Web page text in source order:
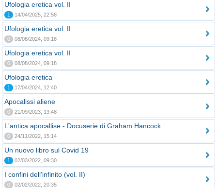
Ufologia eretica vol. II
1 14/04/2025, 22:58
Ufologia eretica vol. II
0 08/08/2024, 09:18
Ufologia eretica vol. II
0 08/08/2024, 09:18
Ufologia eretica
1 17/04/2024, 12:40
Apocalissi aliene
0 21/09/2023, 13:48
L'antica apocallise - Docuserie di Graham Hancock
0 24/11/2022, 15:14
Un nuovo libro sul Covid 19
1 02/03/2022, 09:30
I confini dell'infinito (vol. II)
0 02/02/2022, 20:35